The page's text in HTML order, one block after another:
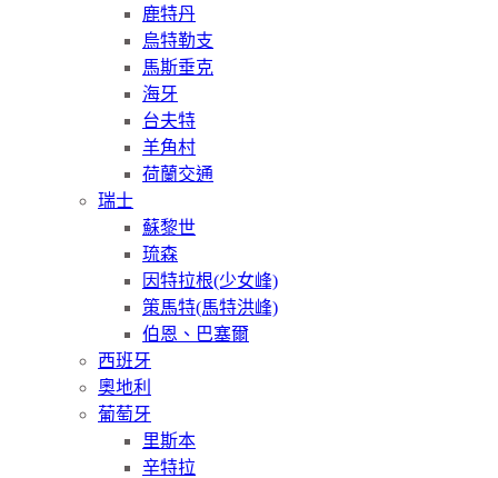
鹿特丹
烏特勒支
馬斯垂克
海牙
台夫特
羊角村
荷蘭交通
瑞士
蘇黎世
琉森
因特拉根(少女峰)
策馬特(馬特洪峰)
伯恩、巴塞爾
西班牙
奧地利
葡萄牙
里斯本
辛特拉